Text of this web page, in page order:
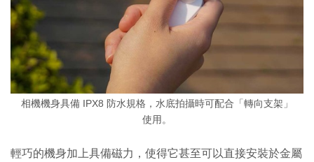
相機機身具備 IPX8 防水規格，水底拍攝時可配合「轉向支架」
使用。
輕巧的機身加上具備磁力，使得它甚至可以直接安裝於金屬